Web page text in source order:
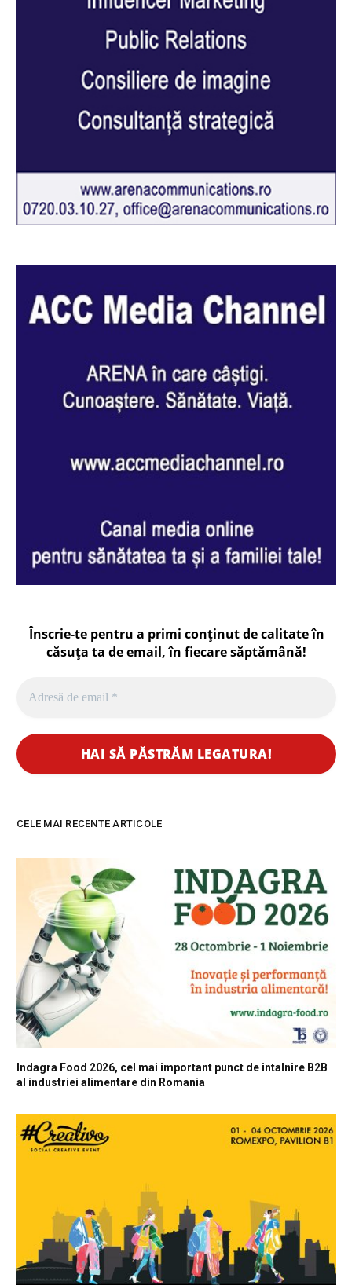
Înscrie-te pentru a primi conținut de calitate în
căsuța ta de email, în fiecaresăptămână!
CELE MAI RECENTE ARTICOLE
Indagra Food 2026, cel mai important punct de intalnire B2B
al industriei alimentare din Romania